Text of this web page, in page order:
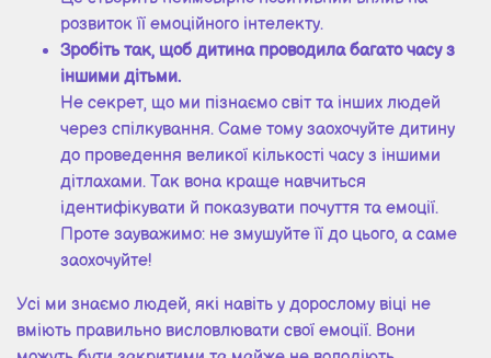
розвиток її емоційного інтелекту.
Зробіть так, щоб дитина проводила багато часу з
іншими дітьми.
Не секрет, що ми пізнаємо світ та інших людей
через спілкування. Саме тому заохочуйте дитину
до проведення великої кількості часу з іншими
дітлахами. Так вона краще навчиться
ідентифікувати й показувати почуття та емоції.
Проте зауважимо: не змушуйте її до цього, а саме
заохочуйте!
Усі ми знаємо людей, які навіть у дорослому віці не
вміють правильно висловлювати свої емоції. Вони